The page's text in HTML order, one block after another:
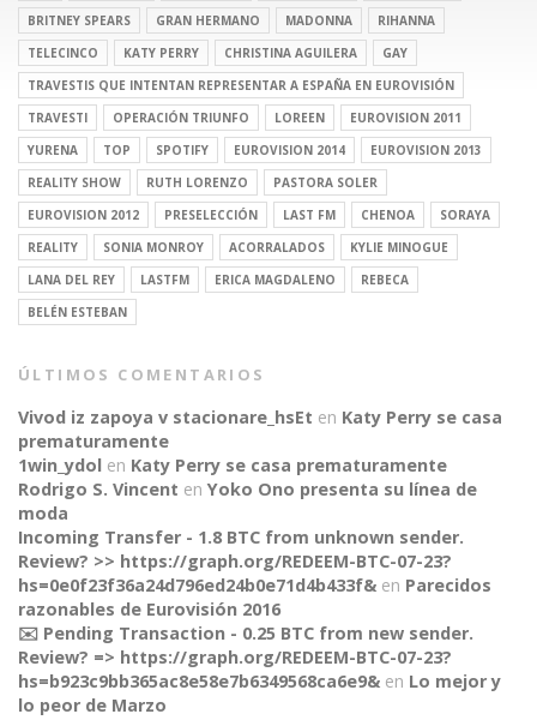
CONNECT
BRITNEY SPEARS
GRAN HERMANO MADONNA
RIHANNA
TELECINCO
KATY PERRY CHRISTINA AGUILERA
GAY
TRAVESTIS QUE INTENTAN REPRESENTAR A ESPAÑA EN EUROVISIÓN
TRAVESTI
OPERACIÓN TRIUNFO LOREEN
EUROVISION 2011
YURENA
TOP SPOTIFY EUROVISION 2014
EUROVISION 2013
REALITY SHOW
RUTH LORENZO
PASTORA SOLER
EUROVISION 2012
PRESELECCIÓN LAST FM CHENOA
SORAYA
REALITY
SONIA MONROY ACORRALADOS
KYLIE MINOGUE
LANA DEL REY
LASTFM ERICA MAGDALENO
REBECA
BELÉN ESTEBAN
ÚLTIMOS COMENTARIOS
Vivod iz zapoya v stacionare_hsEt en Katy Perry se casa
prematuramente
1win_ydol en Katy Perry se casa prematuramente
Rodrigo S. Vincent en Yoko Ono presenta su línea de
moda
Incoming Transfer - 1.8 BTC from unknown sender.
Review? >> https://graph.org/REDEEM-BTC-07-23?
hs=0e0f23f36a24d796ed24b0e71d4b433f& en Parecidos
razonables de Eurovisión 2016
✉️ Pending Transaction - 0.25 BTC from new sender.
Review? => https://graph.org/REDEEM-BTC-07-23?
hs=b923c9bb365ac8e58e7b6349568ca6e9& en Lo mejor y
lo peor de Marzo